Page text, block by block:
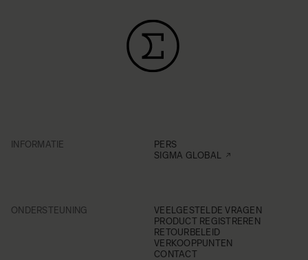
INFORMATIE
PERS
SIGMA GLOBAL
ONDERSTEUNING
VEELGESTELDE VRAGEN
PRODUCT REGISTREREN
RETOURBELEID
VERKOOPPUNTEN
CONTACT